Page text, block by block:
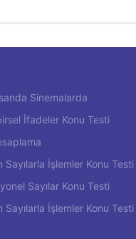
Sinemalarda
İfadeler Konu Testi
Sayılarla İşlemler Konu Testi
Sayılar Konu Testi
Sayılarla İşlemler Konu Testi